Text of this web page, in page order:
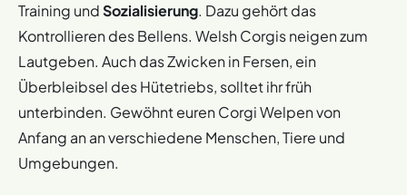
Training undSozialisierung. Dazu gehört das
Kontrollieren des Bellens. Welsh Corgis neigen zum
Lautgeben. Auch das Zwicken in Fersen, ein
Überbleibsel des Hütetriebs, solltet ihr früh
unterbinden. Gewöhnt euren Corgi Welpen von
Anfang an an verschiedene Menschen, Tiere und
Umgebungen.